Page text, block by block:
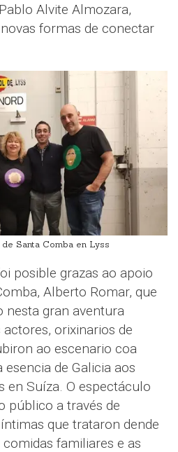
Alvite Almozara,
formas de conectar
Santa Comba en Lyss
posible grazas ao apoio
Alberto Romar, que
nesta gran aventura
orixinarios de
ao escenario coa
de Galicia aos
en Suíza. O espectáculo
público a través de
que trataron dende
comidas familiares e as